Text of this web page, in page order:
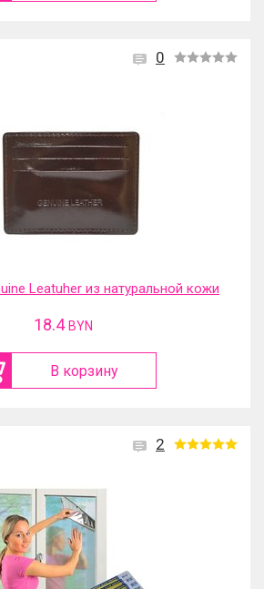
0
Leatuher из натуральной кожи
18.4 BYN
В корзину
2